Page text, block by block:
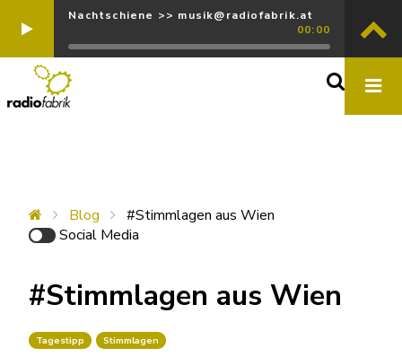
Nachtschiene >> musik@radiofabrik.at
00:00
Blog
#Stimmlagen aus Wien
Social Media
#Stimmlagen aus Wien
Tagestipp Stimmlagen